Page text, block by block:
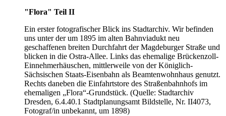
"Flora" Teil II
Ein erster fotografischer Blick ins Stadtarchiv. Wir befinden
uns unter der um 1895 im alten Bahnviadukt neu
geschaffenen breiten Durchfahrt der Magdeburger Straße und
blicken in die Ostra-Allee. Links das ehemalige Brückenzoll-
Einnehmerhäuschen, mittlerweile von der Königlich-
Sächsischen Staats-Eisenbahn als Beamtenwohnhaus genutzt.
Rechts daneben die Einfahrtstore des Straßenbahnhofs im
ehemaligen „Flora“-Grundstück. (Quelle: Stadtarchiv
Dresden, 6.4.40.1 Stadtplanungsamt Bildstelle, Nr. II4073,
Fotograf/in unbekannt, um 1898)